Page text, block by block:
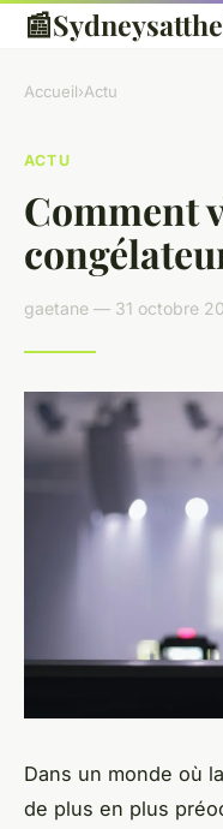
📰
Accueil›Actu
ACTU
Comment
gaetane — 31 octobre
Dans un monde où
de plus en plus